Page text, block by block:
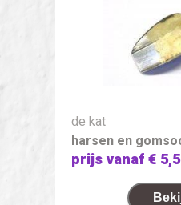
de kat
harsen en
prijs vanaf€